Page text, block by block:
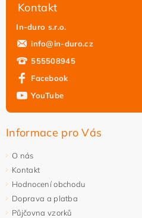
Kontakt
In-duro s.r.o.
info@in-duro.cz
555508945
Facebook
YouTube
Informace pro Vás
O nás
Kontakt
Hodnocení obchodu
Doprava a platba
Půjčovna vzorků